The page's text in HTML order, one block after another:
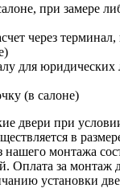
при замере
через терминал,
для юридических
(в салоне)
двери при
в
нашего монтажа
Оплата за монтаж
установки